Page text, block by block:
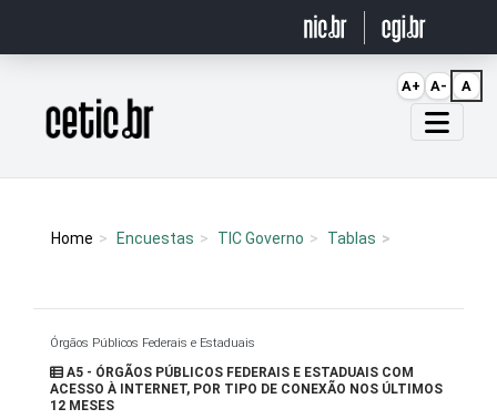
Página inicial
Home Encuestas TIC Governo Tablas
Órgãos Públicos Federais e Estaduais
A5 - ÓRGÃOS PÚBLICOS FEDERAIS E ESTADUAIS COM
ACESSO À INTERNET, POR TIPO DE CONEXÃO NOS ÚLTIMOS
12 MESES
A+ A- A